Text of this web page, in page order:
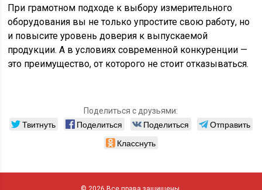
При грамотном подходе к выбору измерительного
оборудования вы не только упростите свою работу, но
и повысите уровень доверия к выпускаемой
продукции. А в условиях современной конкуренции —
это преимущество, от которого не стоит отказываться.
Поделиться с друзьями:
Твитнуть Поделиться Поделиться
Отправить
Класснуть